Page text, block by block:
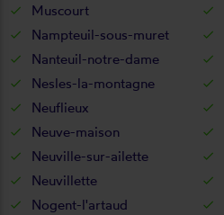
Muscourt
Nampteuil-sous-muret
Nanteuil-notre-dame
Nesles-la-montagne
Neuflieux
Neuve-maison
Neuville-sur-ailette
Neuvillette
Nogent-l'artaud